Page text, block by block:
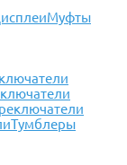
Муфты
Тумблеры